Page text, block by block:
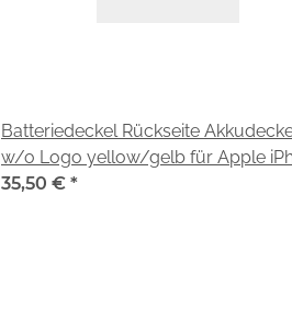
Batteriedeckel Rückseite
w/o Logo yellow/gelb für Apple
XR (A2105)
35,50 € *